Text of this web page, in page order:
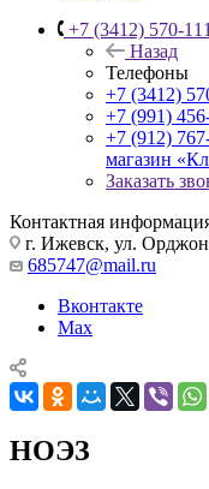
+7 (3412) 570-111
Назад
Телефоны
+7 (3412)
+7 (991)
+7 (912)
магазин
Заказать
Контактная
г. Ижевск, ул.
685747@mail.ru
Вконтакте
Max
НОЭЗ